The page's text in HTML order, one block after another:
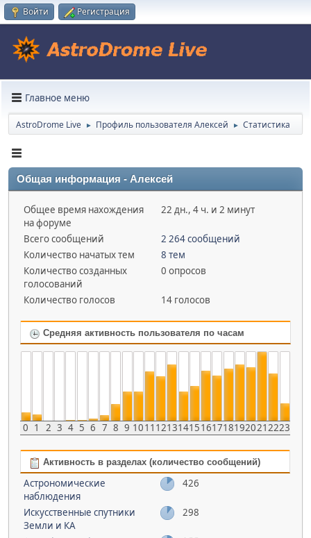
Войти Регистрация
Главное меню
AstroDrome Live ► Профиль пользователя Алексей ► Статистика
Общая информация - Алексей
Общее время нахождения
на форуме
22 дн., 4 ч. и 2 минут
Всего сообщений
2 264 сообщений
Количество начатых тем
8 тем
Количество созданных
голосований
0 опросов
Количество голосов 14 голосов
Средняя активность пользователя по часам
0 1 2 3 4 5 6 7 8 9 1011 121314151617181920212223
Активность в разделах (количество сообщений)
Астрономические
наблюдения
426
Искусственные спутники
Земли и КА
298